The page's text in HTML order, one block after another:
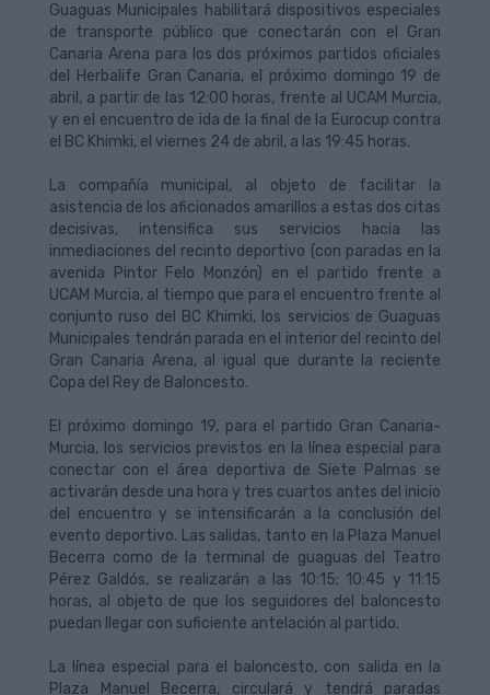
Guaguas Municipales habilitará dispositivos especiales
de transporte público que conectarán con el Gran
Canaria Arena para los dos próximos partidos oficiales
del Herbalife Gran Canaria, el próximo domingo 19 de
abril, a partir de las 12:00 horas, frente al UCAM Murcia,
y en el encuentro de ida de la final de la Eurocup contra
el BC Khimki, el viernes 24 de abril, a las 19:45 horas.
La compañía municipal, al objeto de facilitar la
asistencia de los aficionados amarillos a estas dos citas
decisivas, intensifica sus servicios hacia las
inmediaciones del recinto deportivo (con paradas en la
avenida Pintor Felo Monzón) en el partido frente a
UCAM Murcia, al tiempo que para el encuentro frente al
conjunto ruso del BC Khimki, los servicios de Guaguas
Municipales tendrán parada en el interior del recinto del
Gran Canaria Arena, al igual que durante la reciente
Copa del Rey de Baloncesto.
El próximo domingo 19, para el partido Gran Canaria-
Murcia, los servicios previstos en la línea especial para
conectar con el área deportiva de Siete Palmas se
activarán desde una hora y tres cuartos antes del inicio
del encuentro y se intensificarán a la conclusión del
evento deportivo. Las salidas, tanto en la Plaza Manuel
Becerra como de la terminal de guaguas del Teatro
Pérez Galdós, se realizarán a las 10:15; 10:45 y 11:15
horas, al objeto de que los seguidores del baloncesto
puedan llegar con suficiente antelación al partido.
La línea especial para el baloncesto, con salida en la
Plaza Manuel Becerra, circulará y tendrá paradas